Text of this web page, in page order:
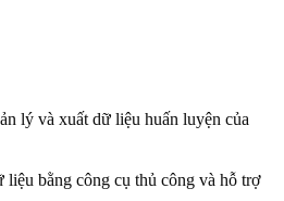
lý và xuất dữ liệu huấn luyện của
liệu bằng công cụ thủ công và hỗ trợ